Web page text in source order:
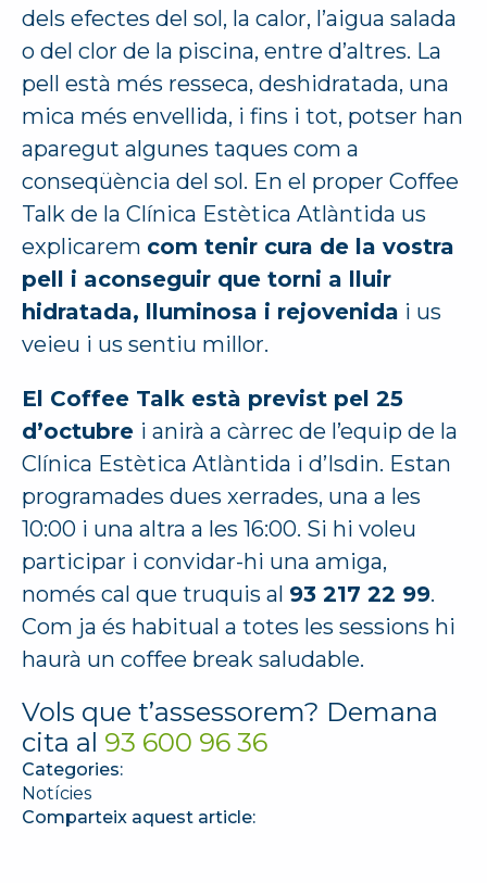
dels efectes del sol, la calor, l’aigua salada
o del clor de la piscina, entre d’altres. La
pell està més resseca, deshidratada, una
mica més envellida, i fins i tot, potser han
aparegut algunes taques com a
conseqüència del sol. En el proper Coffee
Talk de la Clínica Estètica Atlàntida us
explicarem com tenir cura de la vostra
pell i aconseguir que torni a lluir
hidratada, lluminosa i rejovenida i us
veieu i us sentiu millor.
El Coffee Talk està previst pel 25
d’octubre i anirà a càrrec de l’equip de la
Clínica Estètica Atlàntida i d’Isdin. Estan
programades dues xerrades, una a les
10:00 i una altra a les 16:00. Si hi voleu
participar i convidar-hi una amiga,
només cal que truquis al 93 217 22 99.
Com ja és habitual a totes les sessions hi
haurà un coffee break saludable.
Vols que t’assessorem? Demana
cita al 93 600 96 36
Categories:
Notícies
Comparteix aquest article: